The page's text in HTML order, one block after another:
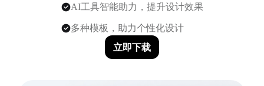
AI工具智能助力，提升设计效果
多种模板，助力个性化设计
立即下载